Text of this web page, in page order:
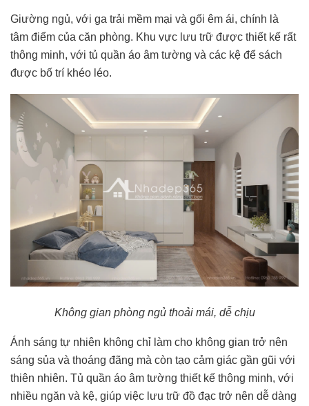
Giường ngủ, với ga trải mềm mại và gối êm ái, chính là
tâm điểm của căn phòng. Khu vực lưu trữ được thiết kế rất
thông minh, với tủ quần áo âm tường và các kệ để sách
được bố trí khéo léo.
Không gian phòng ngủ thoải mái, dễ chịu
Ánh sáng tự nhiên không chỉ làm cho không gian trở nên
sáng sủa và thoáng đãng mà còn tạo cảm giác gần gũi với
thiên nhiên. Tủ quần áo âm tường thiết kế thông minh, với
nhiều ngăn và kệ, giúp việc lưu trữ đồ đạc trở nên dễ dàng